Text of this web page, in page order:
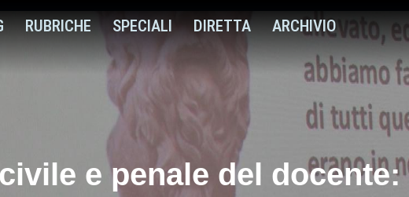
RUBRICHE SPECIALI DIRETTA ARCHIVIO
e penale del